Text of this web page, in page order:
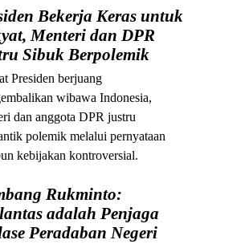
Bekerja Keras untuk
Menteri dan DPR
Sibuk Berpolemik
Presiden berjuang
wibawa Indonesia,
dan anggota DPR justru
polemik melalui pernyataan
kebijakan kontroversial.
Rukminto:
adalah Penjaga
Peradaban Negeri